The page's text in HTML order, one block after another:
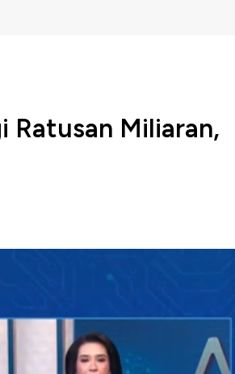
Ratusan Miliaran,
oknum PNS Kementerian
Rp 353 miliar. Imbasnya Pihak
ketentuan IMEI.
(AIPTI), Ali Soebroto Oentaryo
IMEI untuk mencegah beredarnya